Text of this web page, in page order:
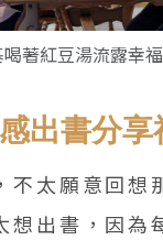
著紅豆湯流露幸
出書分享
不太願意回想
想出書，因為